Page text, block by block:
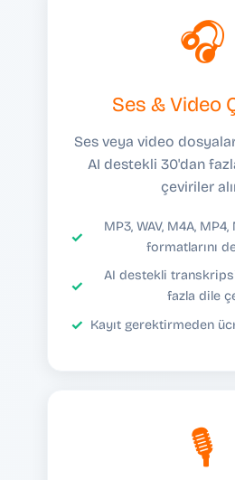
🎧
Ses & Video
Ses veya video
AI destekli 30'dan
çeviriler
MP3, WAV, M4A,
formatlarını
AI destekli
fazla dile
Kayıt gerektirmeden
🎙️